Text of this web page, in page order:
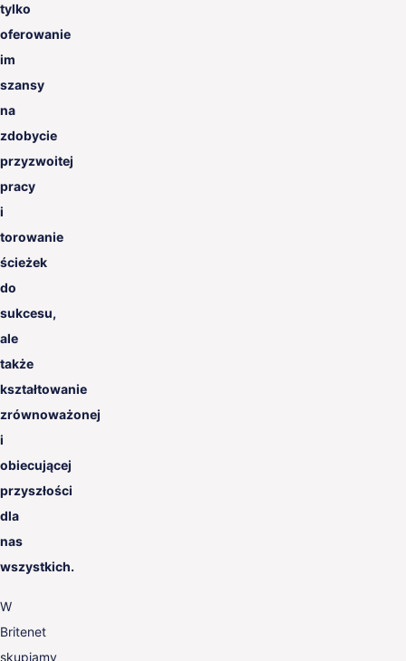
tylko
oferowanie
im
szansy
na
zdobycie
przyzwoitej
pracy
i
torowanie
ścieżek
do
sukcesu,
ale
także
kształtowanie
zrównoważonej
i
obiecującej
przyszłości
dla
nas
wszystkich.
W
Britenet
skupiamy